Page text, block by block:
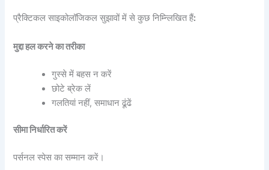
प्रैक्टिकल साइकोलॉजिकल सुझावों में से कुछ निम्न्लिखित हैं:
मुद्दा हल करने का तरीका
गुस्से में बहस न करें
छोटे ब्रेक लें
गलतियां नहीं, समाधान ढूंढें
सीमा निर्धारित करें
पर्सनल स्पेस का सम्मान करें।